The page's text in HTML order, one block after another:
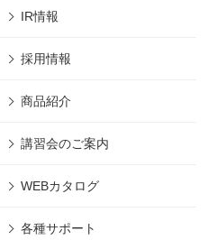
IR情報
採用情報
商品紹介
講習会のご案内
WEBカタログ
各種サポート